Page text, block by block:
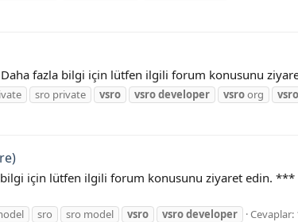
fazla bilgi için lütfen ilgili forum konusunu
sro private vsro vsrodeveloper vsroorg vsro
için lütfen ilgili forum konusunu ziyaret edin. ***
sro sro model vsro vsrodeveloper Cevaplar: